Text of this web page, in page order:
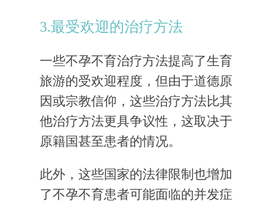
3.最受欢迎的治疗方法
一些不孕不育治疗方法提高了生育
旅游的受欢迎程度，但由于道德原
因或宗教信仰，这些治疗方法比其
他治疗方法更具争议性，这取决于
原籍国甚至患者的情况。
此外，这些国家的法律限制也增加
了不孕不育患者可能面临的并发症